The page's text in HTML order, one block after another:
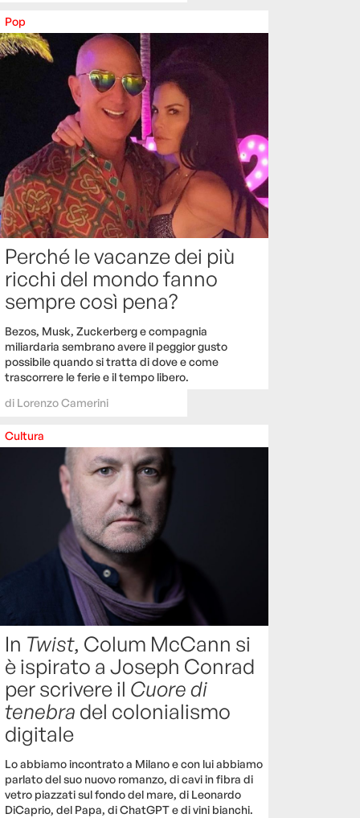
Pop
Perché le vacanze dei più
ricchi del mondo fanno
sempre così pena?
Bezos, Musk, Zuckerberg e compagnia
miliardaria sembrano avere il peggior gusto
possibile quando si tratta di dove e come
trascorrere le ferie e il tempo libero.
di Lorenzo Camerini
Cultura
In Twist, Colum McCann si
è ispirato a Joseph Conrad
per scrivere il Cuore di
tenebra del colonialismo
digitale
Lo abbiamo incontrato a Milano e con lui abbiamo
parlato del suo nuovo romanzo, di cavi in fibra di
vetro piazzati sul fondo del mare, di Leonardo
DiCaprio, del Papa, di ChatGPT e di vini bianchi.